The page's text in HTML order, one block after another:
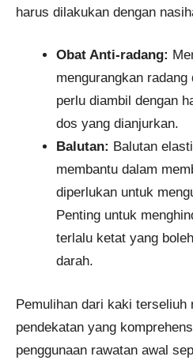
harus dilakukan dengan
Obat Anti-radang:
mengurangkan
perlu diambil dengan
dos yang dianjurkan.
Balutan: Balutan
membantu dalam
diperlukan untuk
Penting untuk
terlalu ketat yang
darah.
Pemulihan dari kaki terseliuh
pendekatan yang
penggunaan rawatan awal